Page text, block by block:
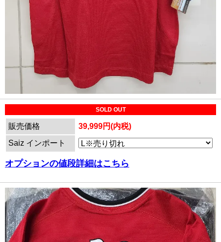
SOLD OUT
販売価格
39,999円(内税)
Saiz インポート
オプションの値段詳細はこちら